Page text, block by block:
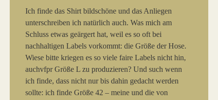
Ich finde das Shirt bildschöne und das Anliegen
unterschreiben ich natürlich auch. Was mich am
Schluss etwas geärgert hat, weil es so oft bei
nachhaltigen Labels vorkommt: die Größe der Hose.
Wiese bitte kriegen es so viele faire Labels nicht hin,
auchvfpr Größe L zu produzieren? Und such wenn
ich finde, dass nicht nur bis dahin gedacht werden
sollte: ich finde Größe 42 – meine und die von